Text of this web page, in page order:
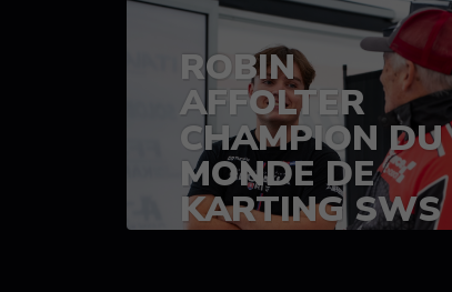
ROBIN
AFFOLTER
CHAMPION DU
MONDE DE
KARTING SWS
(SPRINT)